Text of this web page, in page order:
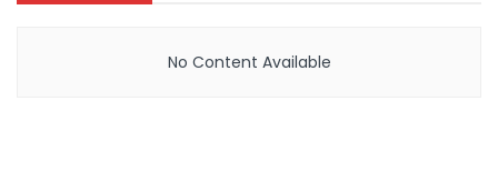
No Content Available